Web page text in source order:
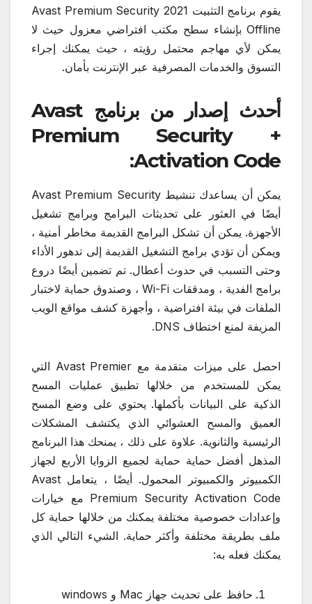
يقوم برنامج التثبيت Avast Premium Security 2021
Offline بإنشاء سطح مكتب افتراضي معزول حيث لا
يمكن لأي مهاجم محتمل رؤيته ، حيث يمكنك إجراء
التسوق والخدمات المصرفية عبر الإنترنت بأمان.
أحدث إصدار من برنامج Avast
Premium Security +
Activation Code:
يمكن أن يساعدك تنشيط Avast Premium Security
أيضًا في العثور على تحديثات البرامج وبرامج تشغيل
الأجهزة. يمكن أن تشكل البرامج القديمة مخاطر أمنية ،
ويمكن أن تؤدي برامج التشغيل القديمة إلى تدهور الأداء
وحتى التسبب في حدوث أعطال. تم تضمين أيضًا دروع
برامج الفدية ، ومدققات Wi-Fi ، وصندوق حماية لاختبار
الملفات في بيئة افتراضية ، وأجهزة كشف مواقع الويب
المزيفة لمنع اختطاف DNS.
احصل على ميزات متقدمة مع Avast Premier التي
يمكن للمستخدم من خلالها تطبيق عمليات المسح
الذكية على البيانات بأكملها. يحتوي على وضع المسح
العميق والمسح العشوائي الذي يكتشف المشكلات
الرئيسية والثانوية. علاوة على ذلك ، يمنحك هذا البرنامج
المذهل أفضل حماية حماية لجميع الزوايا الأربع لجهاز
الكمبيوتر والكمبيوتر المحمول. أيضًا ، يتعامل Avast
Premium Security Activation Code مع خيارات
وإعدادات خصوصية مختلفة يمكنك من خلالها حماية كل
ملف بطريقة مختلفة وأكثر حماية. الشيء التالي الذي
يمكنك فعله به:
حافظ على تحديث جهاز Mac و windows